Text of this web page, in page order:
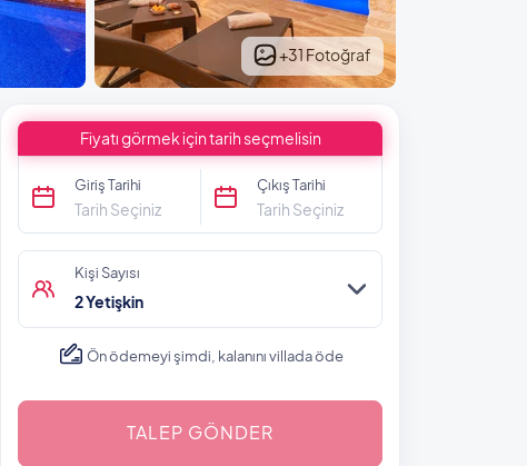
+31 Fotoğraf
Fiyatı görmek için tarih seçmelisin
Giriş Tarihi
Tarih Seçiniz
Çıkış Tarihi
Tarih Seçiniz
Kişi Sayısı
2 Yetişkin
Ön ödemeyi şimdi, kalanını villada öde
TALEP GÖNDER